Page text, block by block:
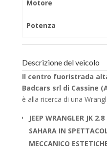
Motore
Potenza
Descrizione del veicolo
Il centro fuoristrada
Badcars srl di Cassine
è alla ricerca di una
JEEP WRANGLER JK
SAHARA IN
MECCANICO